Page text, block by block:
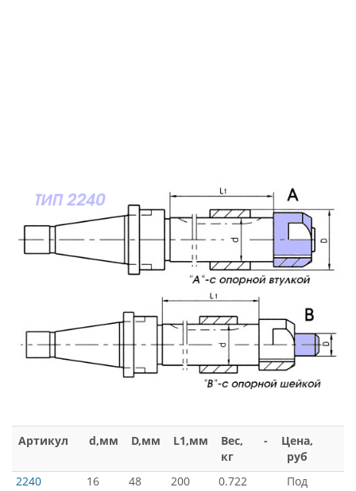
Артикул d,мм D,мм L1,мм
Вес,
кг
-
Цена,
руб
2240
16 48 200 0.722
Под